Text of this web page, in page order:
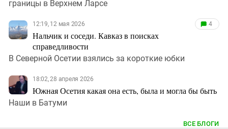
границы в Верхнем Ларсе
12:19, 12 мая 2026
Нальчик и соседи. Кавказ в поисках
справедливости
4
В Северной Осетии взялись за короткие юбки
18:02, 28 апреля 2026
Южная Осетия какая она есть, была и могла бы быть
Наши в Батуми
ВСЕ БЛОГИ